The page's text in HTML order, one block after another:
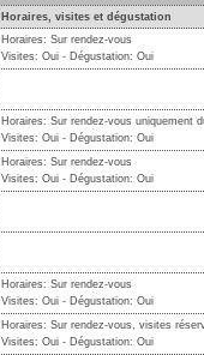
Horaires, visites et dégustation
Horaires: Sur rendez-vous
Visites: Oui - Dégustation: Oui
Horaires: Sur rendez-vous uniquement
Visites: Oui - Dégustation: Oui
Horaires: Sur rendez-vous
Visites: Oui - Dégustation: Oui
Horaires: Sur rendez-vous
Visites: Oui - Dégustation: Oui
Horaires: Sur rendez-vous, visites
Visites: Oui - Dégustation: Oui